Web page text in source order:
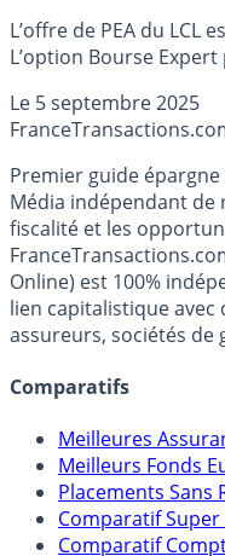
L’offre de PEA du LCL
L’option Bourse
Le 5 septembre 2025
France
Premier guide épargne
Média indépendant de
fiscalité et les
Online) est 100%
lien capitalistique avec
assureurs, sociétés de
Comparatifs
Meilleures
Meilleurs Fonds
Placements Sans
Comparatif Super
Comparatif